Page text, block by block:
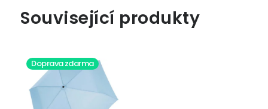
Související produkty
Doprava zdarma